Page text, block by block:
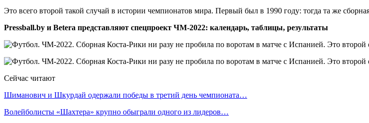
Это всего второй такой случай в истории чемпионатов мира. Первый был в 1990 году: тогда та же
Pressball.by и Betera представляют спецпроект ЧМ-2022: календарь, таблицы, результаты
Сейчас читают
Шиманович и Шкурдай одержали победы в третий день чемпионата…
Волейболисты «Шахтера» крупно обыграли одного из лидеров…